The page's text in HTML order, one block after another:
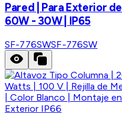
Pared | Para Exterior de
60W - 30W | IP65
SF-776SWSF-776SW